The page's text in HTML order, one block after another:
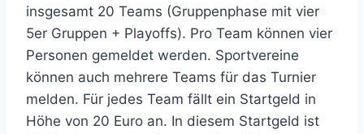
insgesamt 20 Teams (Gruppenphase mit vier
5er Gruppen + Playoffs). Pro Team können vier
Personen gemeldet werden. Sportvereine
können auch mehrere Teams für das Turnier
melden. Für jedes Team fällt ein Startgeld in
Höhe von 20 Euro an. In diesem Startgeld ist